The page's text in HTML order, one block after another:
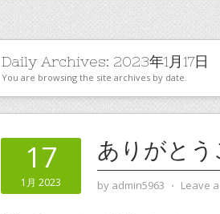
Daily Archives: 2023年1月17日
You are browsing the site archives by date.
17
1月 2023
ありがとう
by admin5963 ⋅ Leave